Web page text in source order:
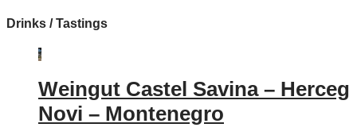
Drinks / Tastings
Weingut Castel Savina – Herceg
Novi – Montenegro